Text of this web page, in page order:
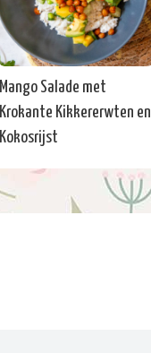
Mango Salade met
Krokante Kikkererwten en
Kokosrijst